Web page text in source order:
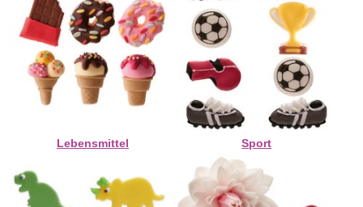
Lebensmittel Sport